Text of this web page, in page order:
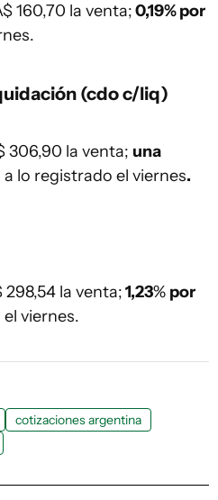
160,70 la venta;0,19% por
(cdo c/liq)
306,90 la venta; una
lo registrado el viernes.
298,54 la venta;1,23% por
viernes.
cotizaciones argentina